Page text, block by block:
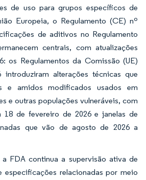
de uso para grupos específicos de
Europeia, o Regulamento (CE) nº
de aditivos no Regulamento
centrais, com atualizações
os Regulamentos da Comissão (UE)
introduziram alterações técnicas que
e amidos modificados usados em
e outras populações vulneráveis, com
18 de fevereiro de 2026 e janelas de
que vão de agosto de 2026 a
a FDA continua a supervisão ativa de
especificações relacionadas por meio